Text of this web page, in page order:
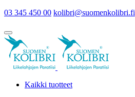
03 345 450 00 kolibri@suomenkolibri.fi
Kaikki tuotteet